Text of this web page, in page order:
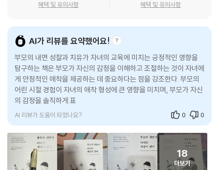
다. 연구에 따르면 또한 부모가 아닌 사람의 돌봄을 통해 아이가 안전함과
복 탄력성의 양분을 제공한다. 친척, 교사, 보육 교사, 상담사 등과의 관계
는 성장하는 아이가 연결을 경험할 수 있는 중요한 원천이 된다. 이러한 관
하는 데 큰 힘이 되는 것만은 확실하다.
---「5장 · 어떻게 애착을 형성하는가? : 관계」중에서
아이들에게는 부모의 경험이 짐이 될 수 있다. 당신의 정서적 지지자가 되
는 것은 아이들의 역할이 아니다. 만약 트라우마가 일찍, 강하게, 그리고 반
복적으로 일어났다면, 일관성 있는 이야기를 향한 당신의 여정에서 전문가
의 도움이 필요할 가능성이 크다. 트라우마와 상처를 극복하는 것은 얼마
든지 가능하며, 자기 자신은 물론 아이들을 위해서라도 매우 중요하다. 해
결되지 않은 문제에 맞서기를 두려워하지 마라. 더는 그러한 감정이 나를
부모의 사랑으로 아이의 마음에 보금자리를 마련하는 육아법
아이는 부모와의 관계를 통해 감정을 배우고, 세상을 살아가는 방식을 익
힌다. 따뜻한 눈맞춤이 아이의 안정감을 키우고, 부드러운 포옹이 신뢰를
심어준다. 공감 어린 대화는 감정을 조절하는 법을 가르친다. 부모가 보내
는 다정한 시선, 한마디의 격려가 아이의 뇌에 깊이 새겨진다.
저자는 과학적 연구를 바탕으로 부모의 역할이 얼마나 중요한지를 설명하
며, 구체적인 실천 방법을 제시한다. 단순한 이론적 설명에 그치지 않고, 실
제 부모들이 겪는 많은 사례와 경험을 풍부하게 담아냈다. 또 각 장의 마지
막마다 ‘부모라면 알아야 할 우리 아이 뇌과학’ 코너를 넣어 자녀 양육과 관
련된 연구 결과들을 소개한다. 이 부분을 읽고 나면 양육에 관한 다양한 과
혜택 및 유의사항 혜택 및 유의사항
AI가 리뷰를 요약했어요!
부모의 내면 성찰과 치유가 자녀의 교육에 미치는 긍정적인 영향을
탐구하는 책은 부모가 자신의 감정을 이해하고 조절하는 것이 자녀에
게 안정적인 애착을 제공하는 데 중요하다는 점을 강조한다. 부모의
어린 시절 경험이 자녀의 애착 형성에 큰 영향을 미치며, 부모가 자신
의 감정을 솔직하게 표현할 때 자녀는 감정 표현의 중요성을 배우고
AI 리뷰가 도움이 되었나요? 0 0
18
더보기